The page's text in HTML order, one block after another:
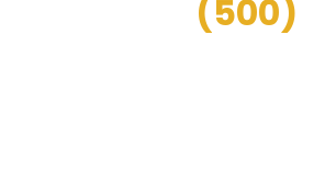
(500)